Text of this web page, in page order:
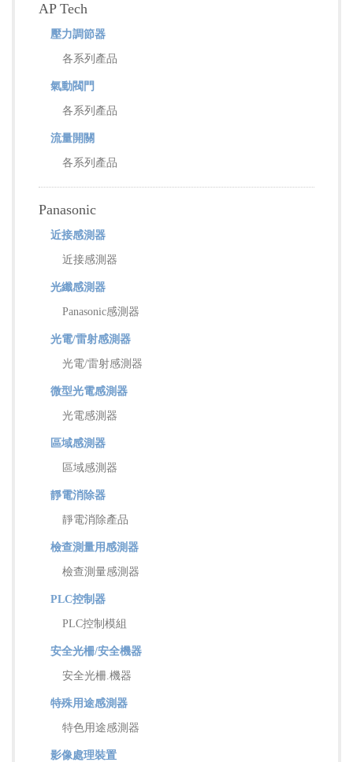
AP Tech
壓力調節器
各系列產品
氣動閥門
各系列產品
流量開關
各系列產品
Panasonic
近接感測器
近接感測器
光纖感測器
Panasonic感測器
光電/雷射感測器
光電/雷射感測器
微型光電感測器
光電感測器
區域感測器
區域感測器
靜電消除器
靜電消除產品
檢查測量用感測器
檢查測量感測器
PLC控制器
PLC控制模組
安全光柵/安全機器
安全光柵.機器
特殊用途感測器
特色用途感測器
影像處理裝置